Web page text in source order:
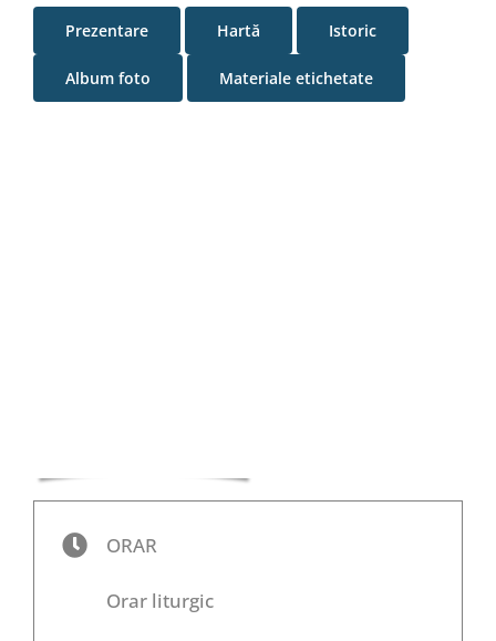
Liturgic
Prezentare Hartă Istoric
Album foto Materiale etichetate
ORAR
Orar liturgic